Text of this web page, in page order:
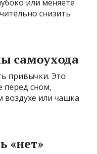
или меняете
снизить
самоухода
привычки. Это
перед сном,
воздухе или чашка
«нет»